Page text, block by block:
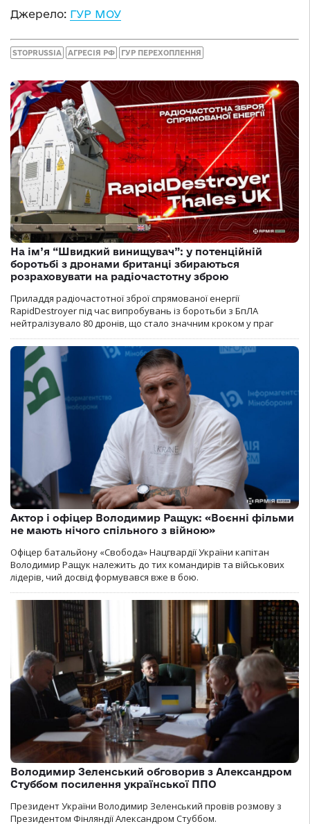
Джерело: ГУР МОУ
STOPRUSSIA АГРЕСІЯ РФ ГУР ПЕРЕХОПЛЕННЯ
На ім’я “Швидкий винищувач”: у потенційній
боротьбі з дронами британці збираються
розраховувати на радіочастотну зброю
Приладдя радіочастотної зброї спрямованої енергії
RapidDestroyer під час випробувань із боротьби з БпЛА
нейтралізувало 80 дронів, що стало значним кроком у праг
Актор і офіцер Володимир Ращук: «Воєнні фільми
не мають нічого спільного з війною»
Офіцер батальйону «Свобода» Нацгвардії України капітан
Володимир Ращук належить до тих командирів та військових
лідерів, чий досвід формувався вже в бою.
Володимир Зеленський обговорив з Александром
Стуббом посилення української ППО
Президент України Володимир Зеленський провів розмову з
Президентом Фінляндії Александром Стуббом.